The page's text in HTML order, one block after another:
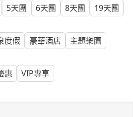
5天團 6天團 8天團 19天團
度假 豪華酒店
主題樂園
惠 VIP專享